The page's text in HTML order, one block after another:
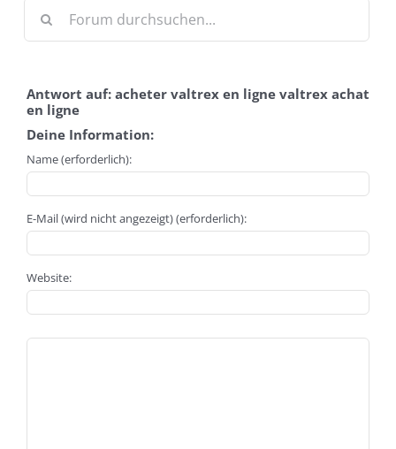
Antwort auf: acheter valtrex en ligne valtrex achat
en ligne
Deine Information:
Name (erforderlich):
E-Mail (wird nicht angezeigt) (erforderlich):
Website: